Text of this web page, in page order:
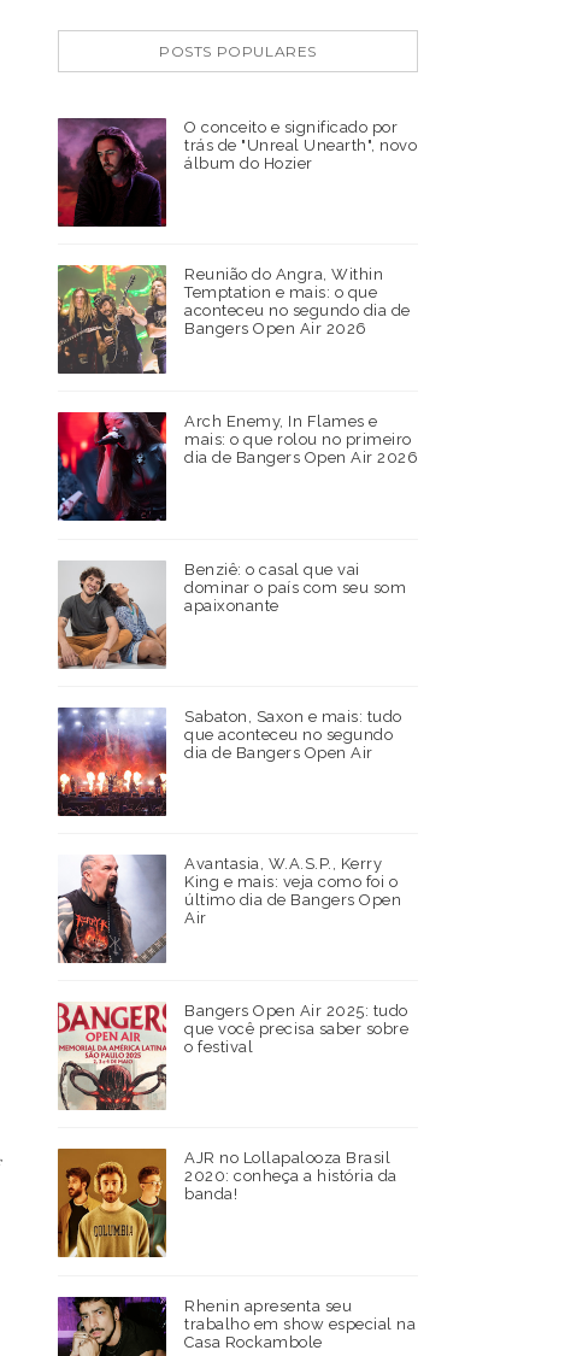
POSTS POPULARES
O conceito e significado por
trás de "Unreal Unearth", novo
álbum do Hozier
Reunião do Angra, Within
Temptation e mais: o que
aconteceu no segundo dia de
Bangers Open Air 2026
Arch Enemy, In Flames e
mais: o que rolou no primeiro
dia de Bangers Open Air 2026
Benziê: o casal que vai
dominar o país com seu som
apaixonante
Sabaton, Saxon e mais: tudo
que aconteceu no segundo
dia de Bangers Open Air
Avantasia, W.A.S.P., Kerry
King e mais: veja como foi o
último dia de Bangers Open
Air
Bangers Open Air 2025: tudo
que você precisa saber sobre
o festival
AJR no Lollapalooza Brasil
2020: conheça a história da
banda!
Rhenin apresenta seu
trabalho em show especial na
Casa Rockambole